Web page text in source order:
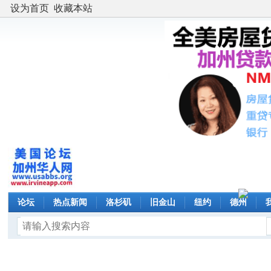
设为首页 收藏本站
论坛 热点新闻 洛杉矶 旧金山 纽约 德州